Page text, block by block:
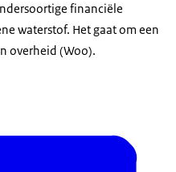
financiële
waterstof. Het gaat om een
overheid (Woo).